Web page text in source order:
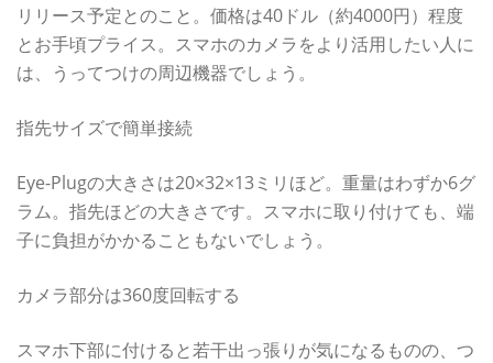
リリース予定とのこと。価格は40ドル（約4000円）程度
とお手頃プライス。スマホのカメラをより活用したい人に
は、うってつけの周辺機器でしょう。
指先サイズで簡単接続
Eye-Plugの大きさは20×32×13ミリほど。重量はわずか6グ
ラム。指先ほどの大きさです。スマホに取り付けても、端
子に負担がかかることもないでしょう。
カメラ部分は360度回転する
スマホ下部に付けると若干出っ張りが気になるものの、つ